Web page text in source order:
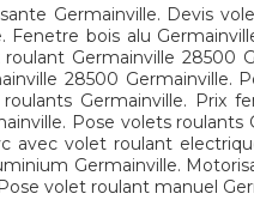
Germainville. Devis
bois alu
Germainville 28500
28500 Germainville.
Germainville. Prix
Pose volets roulants
avec volet roulant
Germainville.
volet roulant manuel